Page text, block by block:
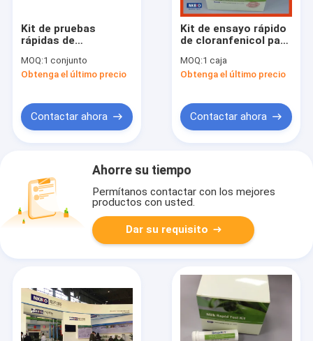
Kit de pruebas
rápidas de
MOQ:1 conjunto
Obtenga el último precio
Contactar ahora
Kit de ensayo rápido
de cloranfenicol para
fármacos
veterinarios en la
MOQ:1 caja
Obtenga el último precio
Contactar ahora
Ahorre su tiempo
Permítanos contactar con los mejores
productos con usted.
Dar su requisito